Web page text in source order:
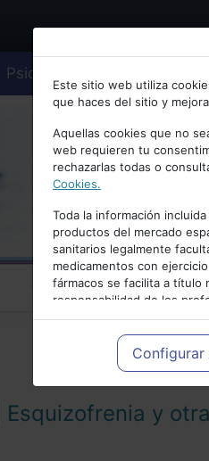
Bienvenid@ a
Escribe tu Email
Accede o regístrate con
Psiquiatría
Este sitio web utiliza
que haces del sitio y
Aquellas cookies que no
web requieren tu
rechazarlas todas o
Cookies.
Toda la información
productos del mercado
sanitarios legalmente
medicamentos con
fármacos se facilita a título
responsabilidad de los
medicamentos y decidir,
adecuado a las
Esquizofrenia y